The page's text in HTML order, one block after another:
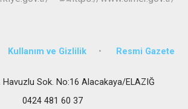
Kullanım ve Gizlilik Resmi Gazete
Havuzlu Sok. No:16 Alacakaya/ELAZIĞ
0424 481 60 37